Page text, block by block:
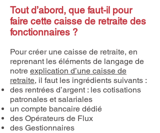
Tout d’abord, que faut-il pour
faire cette caisse de retraite des
fonctionnaires ?
Pour créer une caisse de retraite, en
reprenant les éléments de langage de
notre explication d’une caisse de
retraite, il faut les ingrédients suivants :
des rentrées d’argent : les cotisations
patronales et salariales
un compte bancaire dédié
des Opérateurs de Flux
des Gestionnaires